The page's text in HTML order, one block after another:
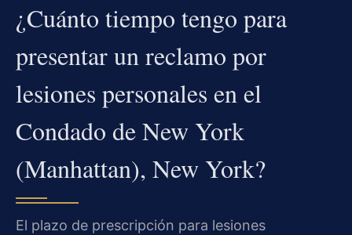
¿Cuánto tiempo tengo para
presentar un reclamo por
lesiones personales en el
Condado de New York
(Manhattan), New York?
El plazo de prescripción para lesiones